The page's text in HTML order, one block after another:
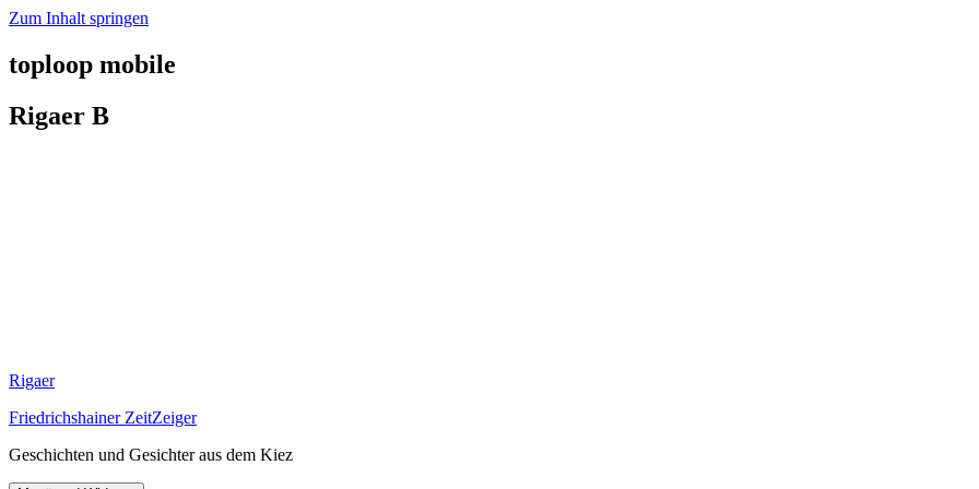
Zum Inhalt springen
toploop mobile
Rigaer B
Rigaer
Friedrichshainer ZeitZeiger
Geschichten und Gesichter aus dem Kiez